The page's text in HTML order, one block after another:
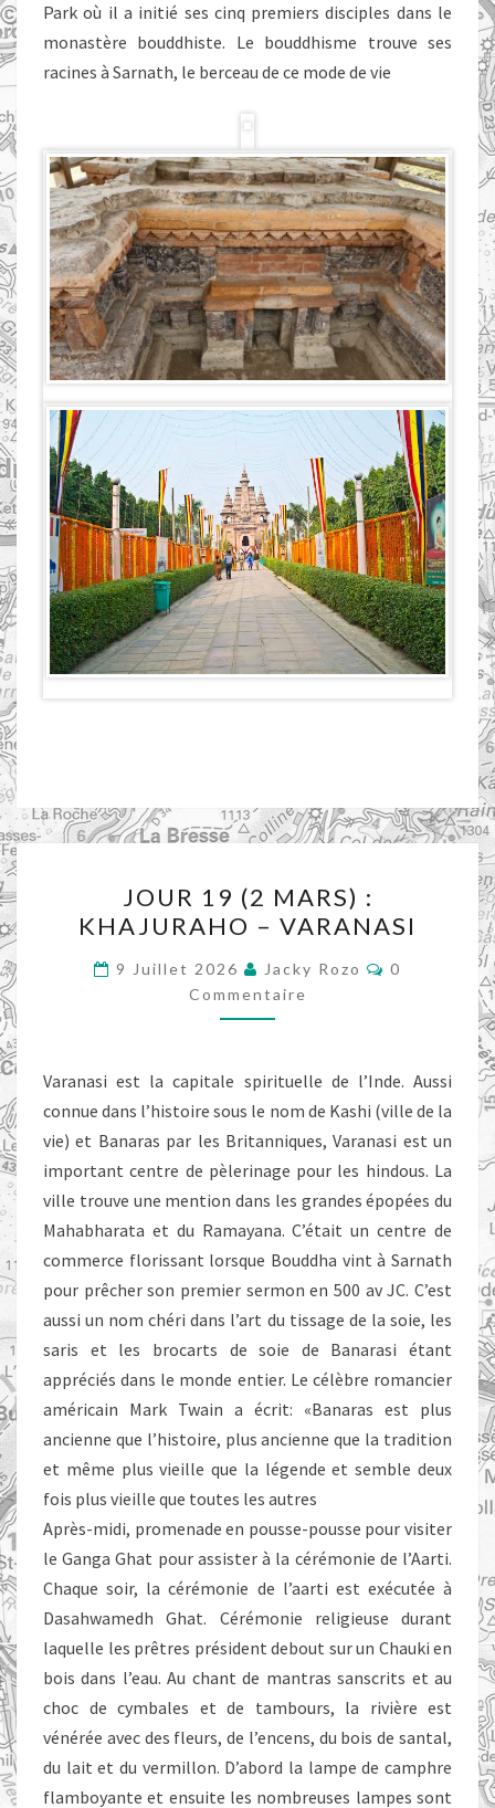
Park où il a initié ses cinq premiers disciples dans le
monastère bouddhiste. Le bouddhisme trouve ses
racines à Sarnath, le berceau de ce mode de vie
19
(2
MARS)
:
KHAJURAHO
VARANASI
JOUR 19 (2 MARS) :
KHAJURAHO – VARANASI
9 Juillet 2026 Jacky Rozo
0
Commentaire
Varanasi est la capitale spirituelle de l’Inde. Aussi
connue dans l’histoire sous le nom de Kashi (ville de la
vie) et Banaras par les Britanniques, Varanasi est un
important centre de pèlerinage pour les hindous. La
ville trouve une mention dans les grandes épopées du
Mahabharata et du Ramayana. C’était un centre de
commerce florissant lorsque Bouddha vint à Sarnath
pour prêcher son premier sermon en 500 av JC. C’est
aussi un nom chéri dans l’art du tissage de la soie, les
saris et les brocarts de soie de Banarasi étant
appréciés dans le monde entier. Le célèbre romancier
américain Mark Twain a écrit: «Banaras est plus
ancienne que l’histoire, plus ancienne que la tradition
et même plus vieille que la légende et semble deux
fois plus vieille que toutes les autres
Après-midi, promenade en pousse-pousse pour visiter
le Ganga Ghat pour assister à la cérémonie de l’Aarti.
Chaque soir, la cérémonie de l’aarti est exécutée à
Dasahwamedh Ghat. Cérémonie religieuse durant
laquelle les prêtres président debout sur un Chauki en
bois dans l’eau. Au chant de mantras sanscrits et au
choc de cymbales et de tambours, la rivière est
vénérée avec des fleurs, de l’encens, du bois de santal,
du lait et du vermillon. D’abord la lampe de camphre
flamboyante et ensuite les nombreuses lampes sont